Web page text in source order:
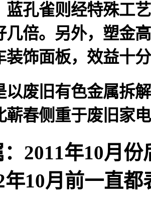
蓝孔雀则经特殊工
几倍。另外，塑金
装饰面板，效益十
以废旧有色金属拆
蕲春侧重于废旧家
2011年10月
年10月前一直